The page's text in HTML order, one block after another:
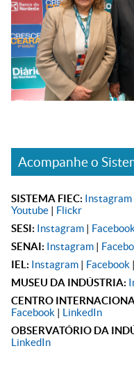
Acompanhe o
SISTEMA FIEC: Instagram
Youtube | Flickr
SESI: Instagram |
SENAI: Instagram |
IEL: Instagram | Facebook |
MUSEU DA INDÚSTRIA:
CENTRO
Facebook | LinkedIn
OBSERVATÓRIO DA
LinkedIn